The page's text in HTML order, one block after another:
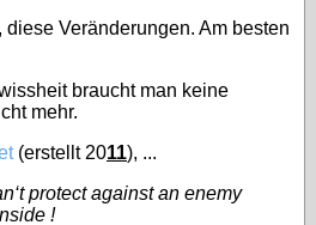
Veränderungen. Am besten
braucht man keine
mehr.
(erstellt 2011), ...
protect against an enemy
!